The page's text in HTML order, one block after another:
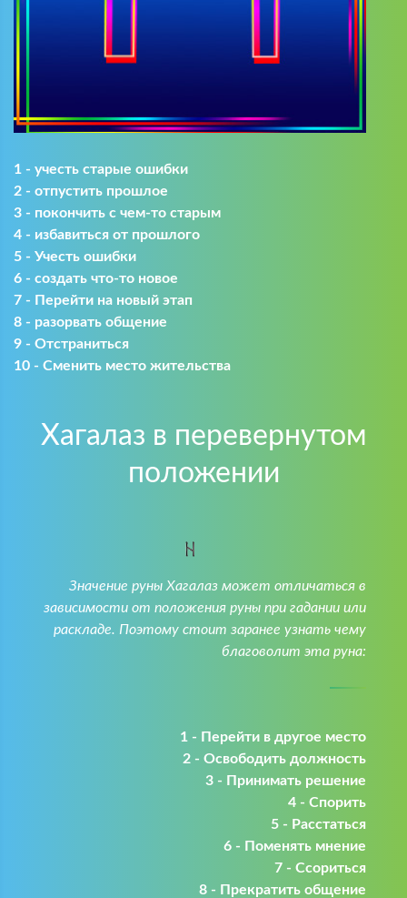
1 - учесть старые ошибки
2 - отпустить прошлое
3 - покончить с чем-то старым
4 - избавиться от прошлого
5 - Учесть ошибки
6 - создать что-то новое
7 - Перейти на новый этап
8 - разорвать общение
9 - Отстраниться
10 - Сменить место жительства
Хагалаз в перевернутом
положении
Значение руны Хагалаз может отличаться в
зависимости от положения руны при гадании или
раскладе. Поэтому стоит заранее узнать чему
благоволит эта руна:
1 - Перейти в другое место
2 - Освободить должность
3 - Принимать решение
4 - Спорить
5 - Расстаться
6 - Поменять мнение
7 - Ссориться
8 - Прекратить общение